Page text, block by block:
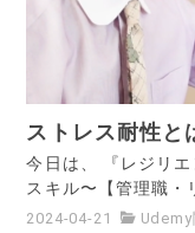
ストレス耐性と
今日は、 『レジリ
スキル〜【管理職・
2024-04-21